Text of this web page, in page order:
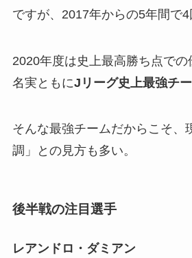
ですが、2017年からの5年間で4
2020年度は史上最高勝ち点での
名実ともにJリーグ史上最強チ
そんな最強チームだからこそ、
調」との見方も多い。
後半戦の注目選手
レアンドロ・ダミアン